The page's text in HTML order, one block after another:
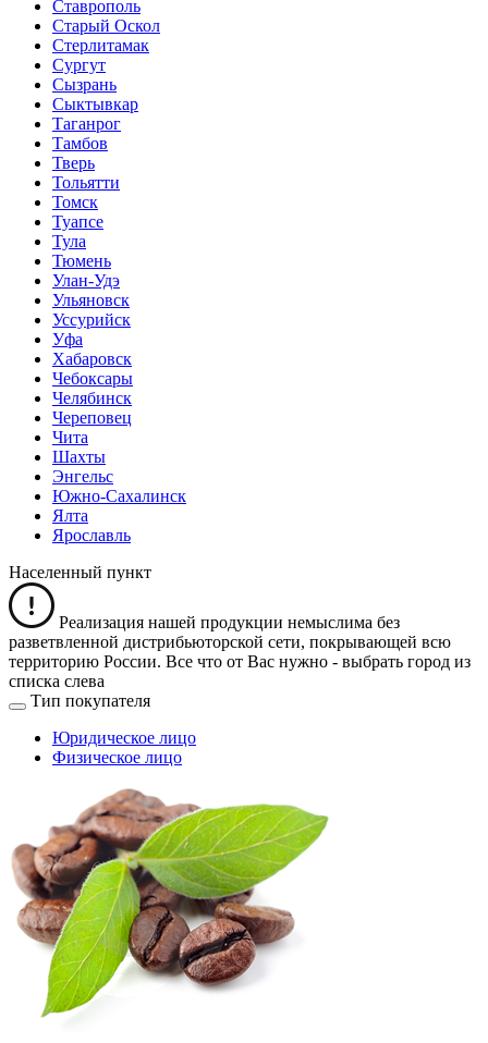
Ставрополь
Старый Оскол
Стерлитамак
Сургут
Сызрань
Сыктывкар
Таганрог
Тамбов
Тверь
Тольятти
Томск
Туапсе
Тула
Тюмень
Улан-Удэ
Ульяновск
Уссурийск
Уфа
Хабаровск
Чебоксары
Челябинск
Череповец
Чита
Шахты
Энгельс
Южно-Сахалинск
Ялта
Ярославль
Населенный пункт
Реализация нашей продукции немыслима без
разветвленной дистрибьюторской сети, покрывающей всю
территорию России. Все что от Вас нужно - выбрать город из
списка слева
Тип покупателя
Юридическое лицо
Физическое лицо